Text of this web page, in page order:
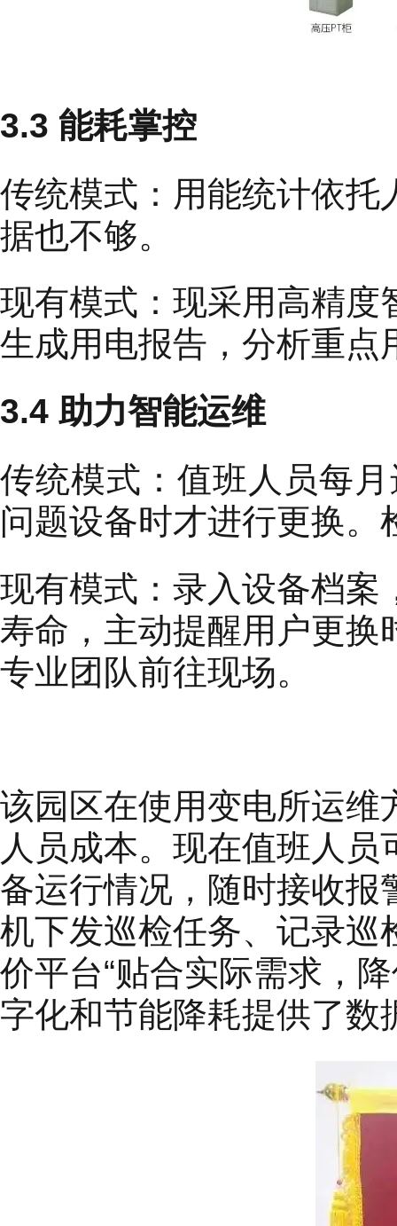
3.3 能耗掌控
传统模式：用能统计依托
据也不够。
现有模式：现采用高精度
生成用电报告，分析重点
3.4 助力智能运维
传统模式：值班人员每
问题设备时才进行更换
现有模式：录入设备档案
寿命，主动提醒用户更换
专业团队前往现场。
该园区在使用变电所运维
人员成本。现在值班人
备运行情况，随时接收报
机下发巡检任务、记录巡
价平台“贴合实际需求，
字化和节能降耗提供了数